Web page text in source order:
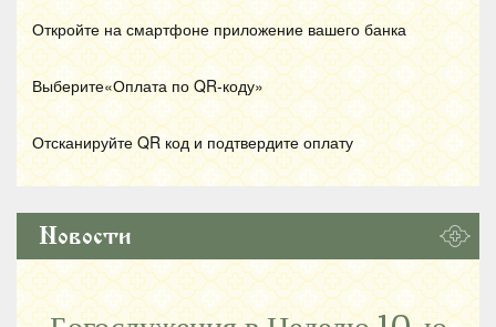
Откройте на смартфоне приложение вашего банка
Выберите«Оплата по QR-коду»
Отсканируйте QR код и подтвердите оплату
Новости